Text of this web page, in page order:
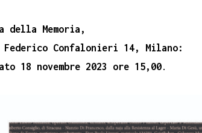
della Memoria,
Federico Confalonieri 14, Milano:
18 novembre 2023 ore 15,00.